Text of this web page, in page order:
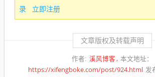
录
立即注册
文章版权及转载声明
作者: 溪风博客 本文地址：
https://xifengboke.com/post/924.html 发